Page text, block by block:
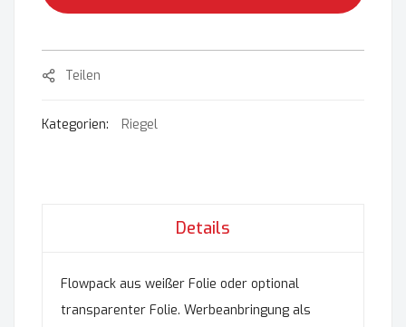
Teilen
Kategorien: Riegel
Details
Flowpack aus weißer Folie oder optional
transparenter Folie. Werbeanbringung als